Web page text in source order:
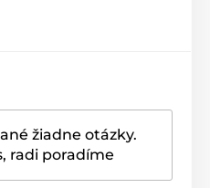
kategóriách
žiadne otázky.
radi poradíme